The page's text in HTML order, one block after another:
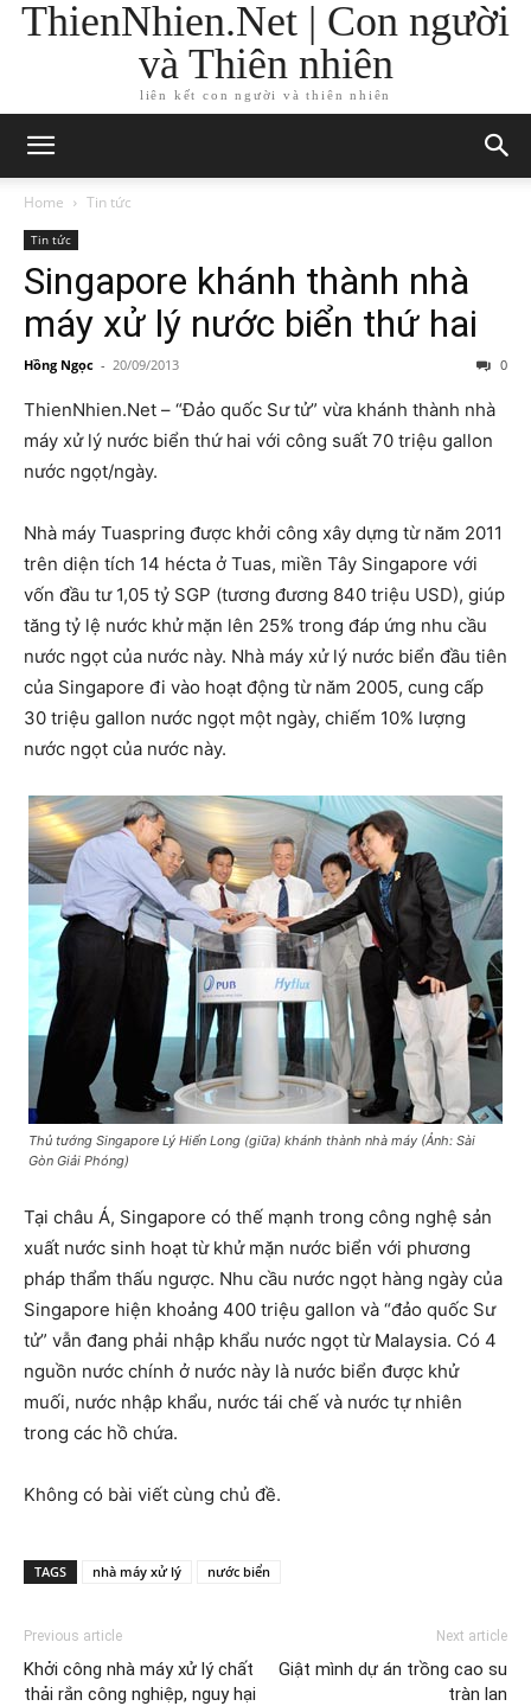
ThienNhien.Net | Con người
và Thiên nhiên
liên kết con người và thiên nhiên
Home Tin tức
Tin tức
Singapore khánh thành nhà
máy xử lý nước biển thứ hai
Hồng Ngọc - 20/09/2013 0
ThienNhien.Net – “Đảo quốc Sư tử” vừa khánh thành nhà
máy xử lý nước biển thứ hai với công suất 70 triệu gallon
nước ngọt/ngày.
Nhà máy Tuaspring được khởi công xây dựng từ năm 2011
trên diện tích 14 hécta ở Tuas, miền Tây Singapore với
vốn đầu tư 1,05 tỷ SGP (tương đương 840 triệu USD), giúp
tăng tỷ lệ nước khử mặn lên 25% trong đáp ứng nhu cầu
nước ngọt của nước này. Nhà máy xử lý nước biển đầu tiên
của Singapore đi vào hoạt động từ năm 2005, cung cấp
30 triệu gallon nước ngọt một ngày, chiếm 10% lượng
nước ngọt của nước này.
Thủ tướng Singapore Lý Hiển Long (giữa) khánh thành nhà máy (Ảnh: Sài
Gòn Giải Phóng)
Tại châu Á, Singapore có thế mạnh trong công nghệ sản
xuất nước sinh hoạt từ khử mặn nước biển với phương
pháp thẩm thấu ngược. Nhu cầu nước ngọt hàng ngày của
Singapore hiện khoảng 400 triệu gallon và “đảo quốc Sư
tử” vẫn đang phải nhập khẩu nước ngọt từ Malaysia. Có 4
nguồn nước chính ở nước này là nước biển được khử
muối, nước nhập khẩu, nước tái chế và nước tự nhiên
trong các hồ chứa.
Không có bài viết cùng chủ đề.
TAGS nhà máy xử lý nước biển
Previous article
Khởi công nhà máy xử lý chất
thải rắn công nghiệp, nguy hại
Next article
Giật mình dự án trồng cao su
tràn lan